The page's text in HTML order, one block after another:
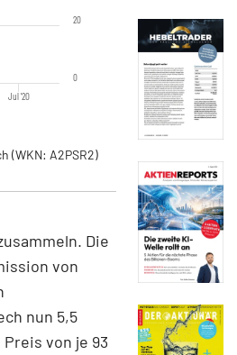
Jul '20
0
20
(WKN: A2PSR2)
Die
von
nun 5,5
von je 93